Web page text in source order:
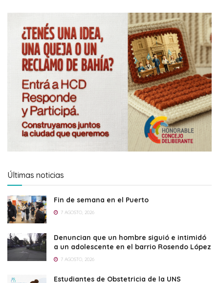
Últimas noticias
Fin de semana en el Puerto
7 AGOSTO, 2026
Denuncian que un hombre siguió e intimidó
a un adolescente en el barrio Rosendo López
7 AGOSTO, 2026
Estudiantes de Obstetricia de la UNS